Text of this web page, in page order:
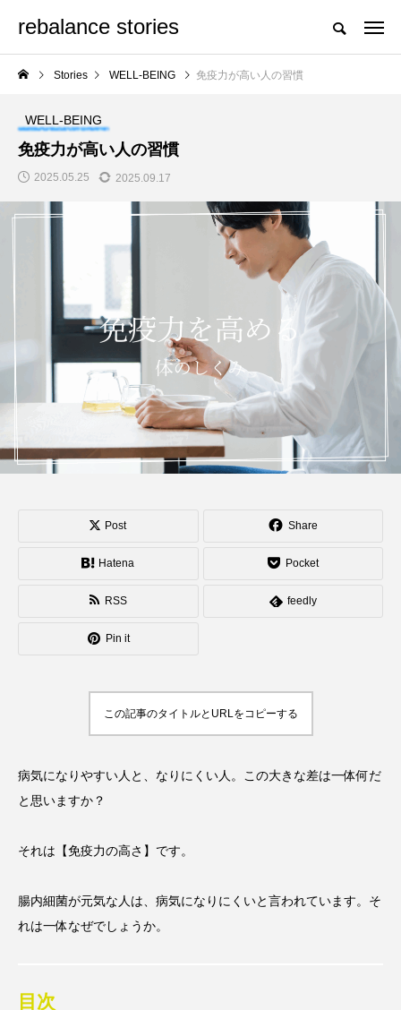
頑張らない、自然に整える日々を
HERBS
レモンバーム（メリッ
サ）完全ガイド：蜂蜜
の香りと呼ばれるハー
ブの驚くべき効能
MIKI
2025.09.27
免疫力が高い人の習慣
2025.05.25
カモミール ジンジャー
ダンディライオン
ハーブティー パフォーマンス フェンネル
ポリフェノール ミント メディカルハーブ
リコリス リンデン レモンバーム
疲労 脳疲労 腸 自律神経
rebalance stories
Stories WELL-BEING 免疫力が高い人の習慣
WELL-BEING
免疫力が高い人の習慣
2025.05.25 2025.09.17
Post Share
Hatena Pocket
RSS feedly
Pin it
この記事のタイトルとURLをコピーする
病気になりやすい人と、なりにくい人。この大きな差は一体何だ
と思いますか？
それは【免疫力の高さ】です。
腸内細菌が元気な人は、病気になりにくいと言われています。そ
れは一体なぜでしょうか。
目次